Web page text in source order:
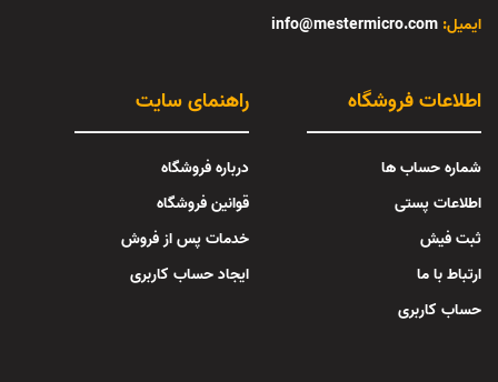
info@mestermicro.com :ایمیل
راهنمای سایت
درباره فروشگاه
قوانین فروشگاه
خدمات پس از فروش
ایجاد حساب کاربری
اطلاعات فروشگاه
شماره حساب ها
اطلاعات پستی
ثبت فیش
ارتباط با ما
حساب کاربری